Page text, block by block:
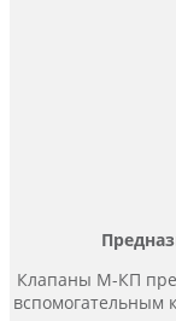
Клапаны М-КП
вспомогательным